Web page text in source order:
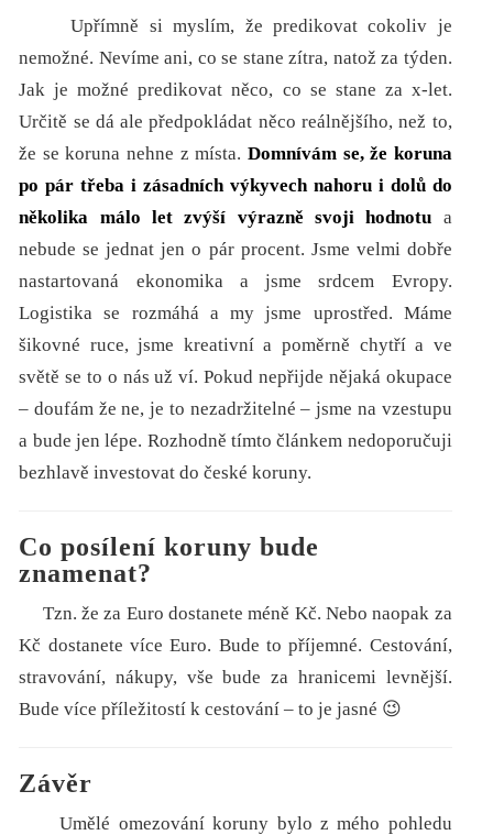
Upřímně si myslím, že predikovat cokoliv je
nemožné. Nevíme ani, co se stane zítra, natož za týden.
Jak je možné predikovat něco, co se stane za x-let.
Určitě se dá ale předpokládat něco reálnějšího, než to,
že se koruna nehne z místa. Domnívám se, že koruna
po pár třeba i zásadních výkyvech nahoru i dolů do
několika málo let zvýší výrazně svoji hodnotu a
nebude se jednat jen o pár procent. Jsme velmi dobře
nastartovaná ekonomika a jsme srdcem Evropy.
Logistika se rozmáhá a my jsme uprostřed. Máme
šikovné ruce, jsme kreativní a poměrně chytří a ve
světě se to o nás už ví. Pokud nepřijde nějaká okupace
– doufám že ne, je to nezadržitelné – jsme na vzestupu
a bude jen lépe. Rozhodně tímto článkem nedoporučuji
bezhlavě investovat do české koruny.
Co posílení koruny bude
znamenat?
Tzn. že za Euro dostanete méně Kč. Nebo naopak za
Kč dostanete více Euro. Bude to příjemné. Cestování,
stravování, nákupy, vše bude za hranicemi levnější.
Bude více příležitostí k cestování – to je jasné 😉
Závěr
Umělé omezování koruny bylo z mého pohledu